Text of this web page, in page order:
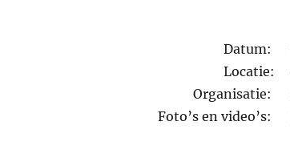
Datum:
Locatie:
Organisatie:
Foto’s en video’s: